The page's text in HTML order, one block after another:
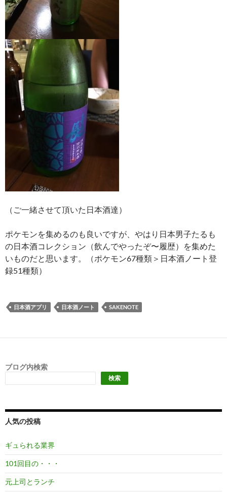
（ご一緒させて頂いた日本酒達）
ポケモンを集めるのも良いですが、やはり日本男子たるも
の日本酒コレクション（飲んでやったぞ〜履歴）を集めた
いものだと思います。（ポケモン67種類＞日本酒ノート登
録51種類）
日本酒アプリ 日本酒ノート SAKENOTE
ブログ内検索
検索
人気の投稿
ギュられる業界
101回目の・・・
元上司とランチ